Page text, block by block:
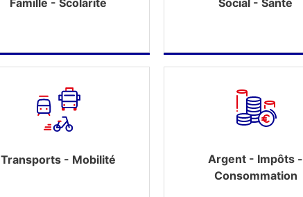
Famille - Scolarité Social - Santé
Transports - Mobilité
Argent - Impôts -
Consommation